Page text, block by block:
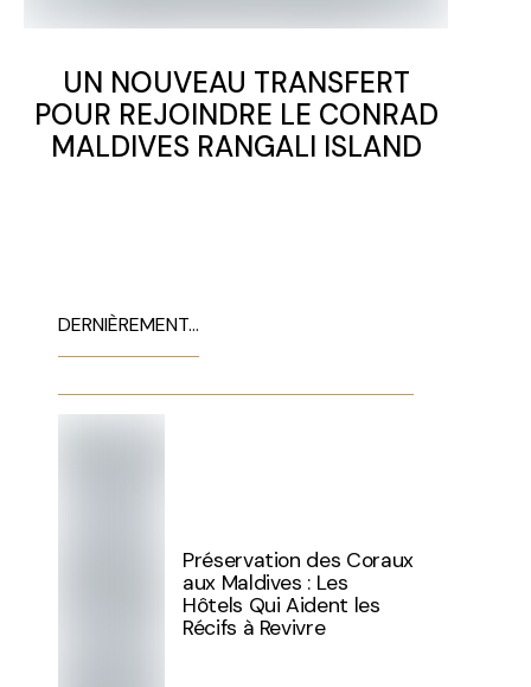
UN NOUVEAU TRANSFERT
POUR REJOINDRE LE CONRAD
MALDIVES RANGALI ISLAND
DERNIÈREMENT…
Préservation des Coraux
aux Maldives : Les
Hôtels Qui Aident les
Récifs à Revivre